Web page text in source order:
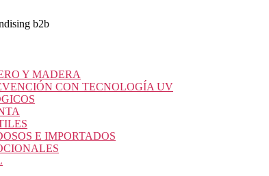
b2b
Y MADERA
CON TECNOLOGÍA UV
E IMPORTADOS